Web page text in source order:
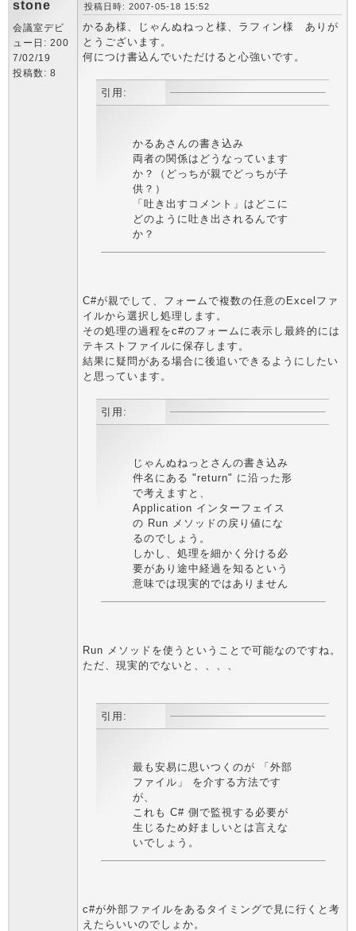
stone
会議室デビ
ュー日: 200
7/02/19
投稿数: 8
投稿日時: 2007-05-18 15:52
かるあ様、じゃんぬねっと様、ラフィン様 ありが
とうございます。
何につけ書込んでいただけると心強いです。
引用:
かるあさんの書き込み
両者の関係はどうなっています
か？（どっちが親でどっちが子
供？）
「吐き出すコメント」はどこに
どのように吐き出されるんです
か？
C#が親でして、フォームで複数の任意のExcelファ
イルから選択し処理します。
その処理の過程をc#のフォームに表示し最終的には
テキストファイルに保存します。
結果に疑問がある場合に後追いできるようにしたい
と思っています。
引用:
じゃんぬねっとさんの書き込み
件名にある "return" に沿った形
で考えますと、
Application インターフェイス
の Run メソッドの戻り値にな
るのでしょう。
しかし、処理を細かく分ける必
要があり途中経過を知るという
意味では現実的ではありません
Run メソッドを使うということで可能なのですね。
ただ、現実的でないと、、、、
引用:
最も安易に思いつくのが 「外部
ファイル」 を介する方法です
が、
これも C# 側で監視する必要が
生じるため好ましいとは言えな
いでしょう。
c#が外部ファイルをあるタイミングで見に行くと考
えたらいいのでしょか。